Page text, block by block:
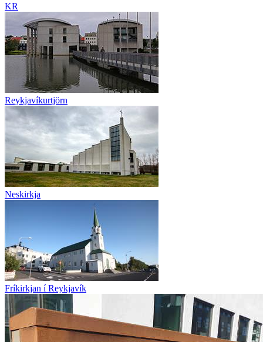
KR
Reykjavíkurtjörn
Neskirkja
Fríkirkjan í Reykjavík